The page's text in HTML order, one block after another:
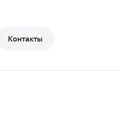
Контакты